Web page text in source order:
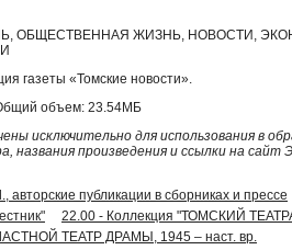
ОБЩЕСТВЕННАЯ ЖИЗНЬ, НОВОСТИ,
газеты «Томские новости».
объем: 23.54МБ
исключительно для использования в
названия произведения и ссылки на сайт
авторские публикации в сборниках и прессе
22.00 - Коллекция "ТОМСКИЙ
ТЕАТР ДРАМЫ, 1945 – наст. вр.